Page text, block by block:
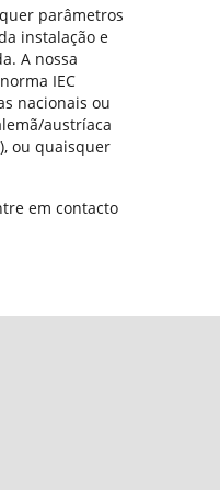
parâmetros
instalação e
A nossa
IEC
nacionais ou
austríaca
ou quaisquer
em contacto